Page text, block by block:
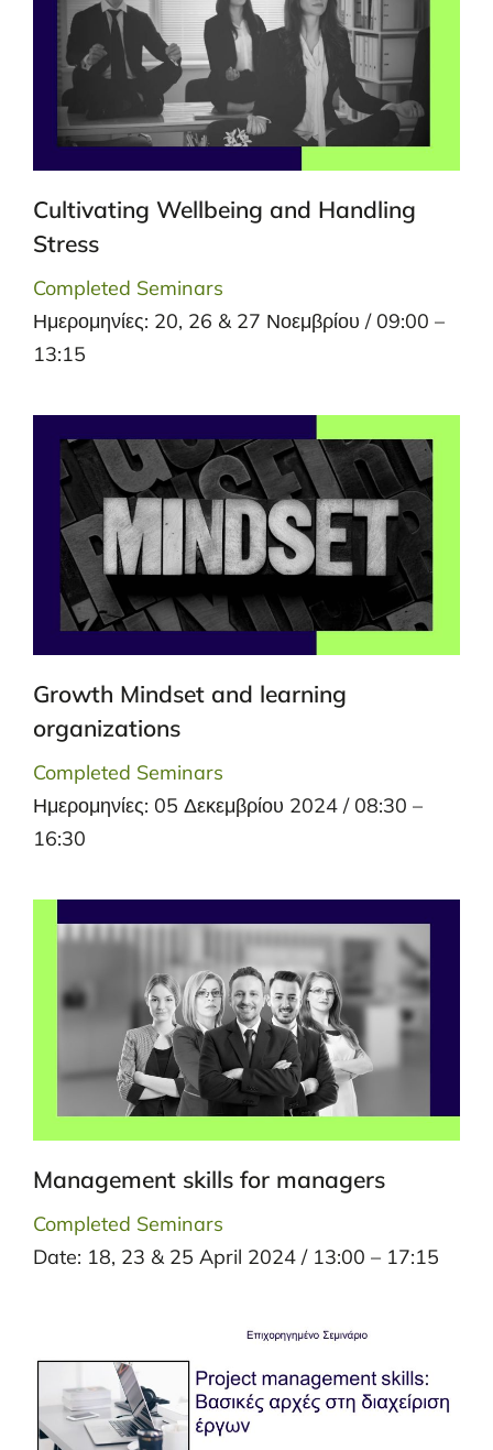
Cultivating Wellbeing and Handling
Stress
Completed Seminars
Ημερομηνίες: 20, 26 & 27 Νοεμβρίου / 09:00 –
13:15
Growth Mindset and learning
organizations
Completed Seminars
Ημερομηνίες: 05 Δεκεμβρίου 2024 / 08:30 –
16:30
Management skills for managers
Completed Seminars
Date: 18, 23 & 25 April 2024 / 13:00 – 17:15